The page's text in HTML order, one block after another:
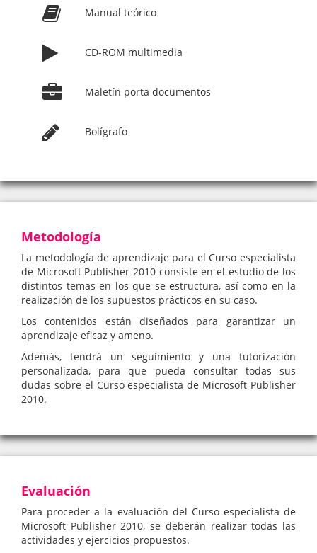
Manual teórico
CD-ROM multimedia
Maletín porta documentos
Bolígrafo
Metodología
La metodología de aprendizaje para el Curso especialista
de Microsoft Publisher 2010 consiste en el estudio de los
distintos temas en los que se estructura, así como en la
realización de los supuestos prácticos en su caso.
Los contenidos están diseñados para garantizar un
aprendizaje eficaz y ameno.
Además, tendrá un seguimiento y una tutorización
personalizada, para que pueda consultar todas sus
dudas sobre el Curso especialista de Microsoft Publisher
2010.
Evaluación
Para proceder a la evaluación del Curso especialista de
Microsoft Publisher 2010, se deberán realizar todas las
actividades y ejercicios propuestos.